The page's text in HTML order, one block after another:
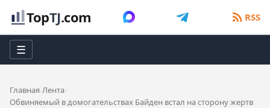
TopTJ.com RSS
☰
Главная Лента
Обвиняемый в домогательствах Байден встал на сторону жертв